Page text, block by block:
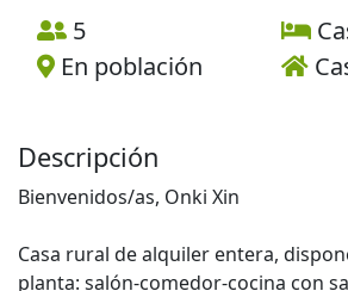
5
En población
Descripción
Bienvenidos/as, Onki Xin
Casa rural de alquiler entera,
planta: salón-comedor-cocina con